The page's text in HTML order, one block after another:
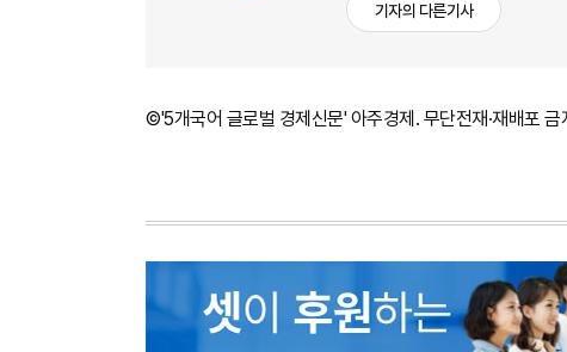
기자의 다른기사
©'5개국어 글로벌 경제신문' 아주경제. 무단전재·재배포 금